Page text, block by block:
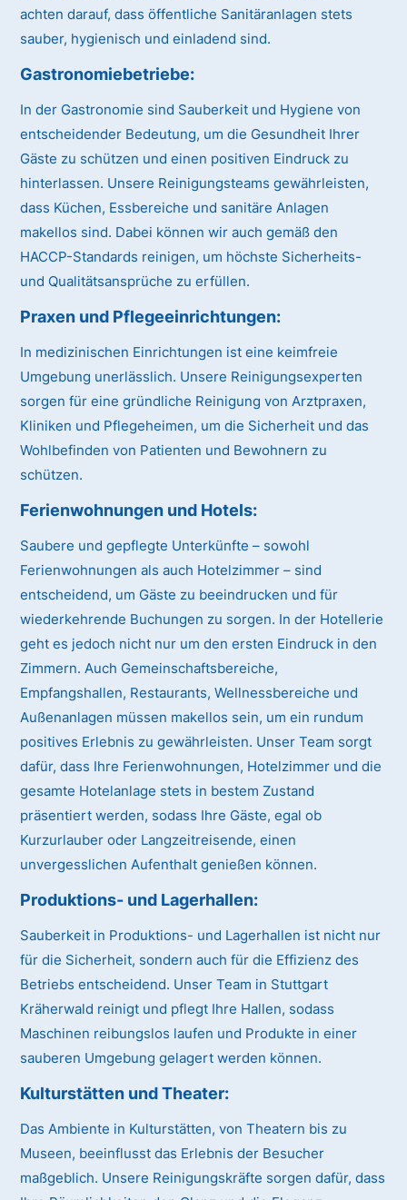
achten darauf, dass öffentliche Sanitäranlagen stets
sauber, hygienisch und einladend sind.
Gastronomiebetriebe:
In der Gastronomie sind Sauberkeit und Hygiene von
entscheidender Bedeutung, um die Gesundheit Ihrer
Gäste zu schützen und einen positiven Eindruck zu
hinterlassen. Unsere Reinigungsteams gewährleisten,
dass Küchen, Essbereiche und sanitäre Anlagen
makellos sind. Dabei können wir auch gemäß den
HACCP-Standards reinigen, um höchste Sicherheits-
und Qualitätsansprüche zu erfüllen.
Praxen und Pflegeeinrichtungen:
In medizinischen Einrichtungen ist eine keimfreie
Umgebung unerlässlich. Unsere Reinigungsexperten
sorgen für eine gründliche Reinigung von Arztpraxen,
Kliniken und Pflegeheimen, um die Sicherheit und das
Wohlbefinden von Patienten und Bewohnern zu
schützen.
Ferienwohnungen und Hotels:
Saubere und gepflegte Unterkünfte – sowohl
Ferienwohnungen als auch Hotelzimmer – sind
entscheidend, um Gäste zu beeindrucken und für
wiederkehrende Buchungen zu sorgen. In der Hotellerie
geht es jedoch nicht nur um den ersten Eindruck in den
Zimmern. Auch Gemeinschaftsbereiche,
Empfangshallen, Restaurants, Wellnessbereiche und
Außenanlagen müssen makellos sein, um ein rundum
positives Erlebnis zu gewährleisten. Unser Team sorgt
dafür, dass Ihre Ferienwohnungen, Hotelzimmer und die
gesamte Hotelanlage stets in bestem Zustand
präsentiert werden, sodass Ihre Gäste, egal ob
Kurzurlauber oder Langzeitreisende, einen
unvergesslichen Aufenthalt genießen können.
Produktions- und Lagerhallen:
Sauberkeit in Produktions- und Lagerhallen ist nicht nur
für die Sicherheit, sondern auch für die Effizienz des
Betriebs entscheidend. Unser Team in Stuttgart
Kräherwald reinigt und pflegt Ihre Hallen, sodass
Maschinen reibungslos laufen und Produkte in einer
sauberen Umgebung gelagert werden können.
Kulturstätten und Theater:
Das Ambiente in Kulturstätten, von Theatern bis zu
Museen, beeinflusst das Erlebnis der Besucher
maßgeblich. Unsere Reinigungskräfte sorgen dafür, dass